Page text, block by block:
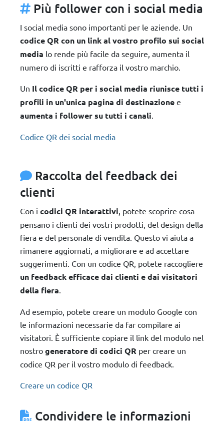
Più follower con i social media
I social media sono importanti per le aziende. Un
codice QR con un link al vostro profilo sui social
media lo rende più facile da seguire, aumenta il
numero di iscritti e rafforza il vostro marchio.
Un Il codice QR per i social media riunisce tutti i
profili in un'unica pagina di destinazione e
aumenta i follower su tutti i canali.
Codice QR dei social media
Raccolta del feedback dei
clienti
Con i codici QR interattivi, potete scoprire cosa
pensano i clienti dei vostri prodotti, del design della
fiera e del personale di vendita. Questo vi aiuta a
rimanere aggiornati, a migliorare e ad accettare
suggerimenti. Con un codice QR, potete raccogliere
un feedback efficace dai clienti e dai visitatori
della fiera.
Ad esempio, potete creare un modulo Google con
le informazioni necessarie da far compilare ai
visitatori. È sufficiente copiare il link del modulo nel
nostro generatore di codici QR per creare un
codice QR per il vostro modulo di feedback.
Creare un codice QR
Condividere le informazioni